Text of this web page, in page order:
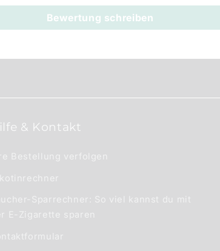
Bewertung schreiben
& Kontakt
Bestellung verfolgen
Sparrechner: So viel kannst du mit
E-Zigarette sparen